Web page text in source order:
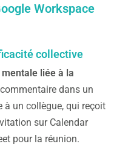
Workspace
collective
liée à la
dans un
à un collègue, qui reçoit
sur Calendar
pour la réunion.